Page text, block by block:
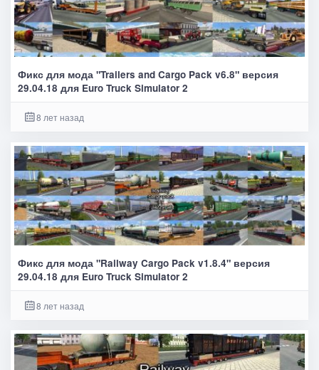
Фикс для мода "Trailers and Cargo Pack v6.8" версия
29.04.18 для Euro Truck Simulator 2
8 лет назад
Фикс для мода "Railway Cargo Pack v1.8.4" версия
29.04.18 для Euro Truck Simulator 2
8 лет назад